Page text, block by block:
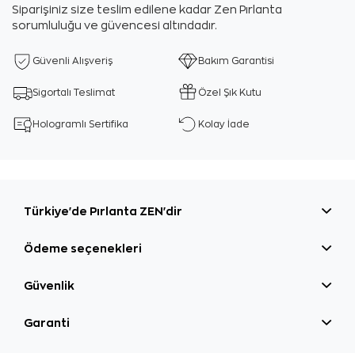
Siparişiniz size teslim edilene kadar Zen Pırlanta
sorumluluğu ve güvencesi altındadır.
Güvenli Alışveriş Bakım Garantisi
Sigortalı Teslimat Özel Şık Kutu
Hologramlı Sertifika Kolay İade
Türkiye'de Pırlanta ZEN'dir
Ödeme seçenekleri
Güvenlik
Garanti